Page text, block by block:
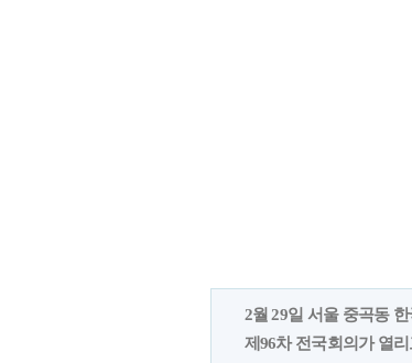
2월 29일 서울 중곡동
제96차 전국회의가 열